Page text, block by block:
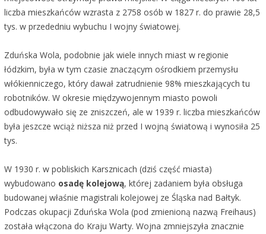
liczba mieszkańców wzrasta z 2758 osób w 1827 r. do prawie 28,5
tys. w przededniu wybuchu I wojny światowej.
Zduńska Wola, podobnie jak wiele innych miast w regionie
łódzkim, była w tym czasie znaczącym ośrodkiem przemysłu
włókienniczego, który dawał zatrudnienie 98% mieszkających tu
robotników. W okresie międzywojennym miasto powoli
odbudowywało się ze zniszczeń, ale w 1939 r. liczba mieszkańców
była jeszcze wciąż niższa niż przed I wojną światową i wynosiła 25
tys.
W 1930 r. w pobliskich Karsznicach (dziś część miasta)
wybudowano osadę kolejową, której zadaniem była obsługa
budowanej właśnie magistrali kolejowej ze Śląska nad Bałtyk.
Podczas okupacji Zduńska Wola (pod zmienioną nazwą Freihaus)
została włączona do Kraju Warty. Wojna zmniejszyła znacznie